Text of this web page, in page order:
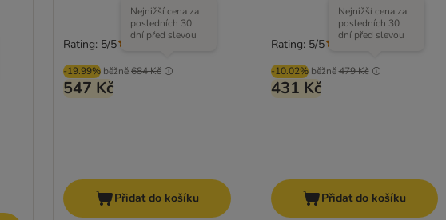
-19.99% běžně684 Kč
Nejnižší cena za
posledních 30
dní před slevou
547 Kč
Rating: 5/5
Přidat do košíku
-10.02% běžně479 Kč
Nejnižší cena za
posledních 30
dní před slevou
431 Kč
Rating: 5/5
Přidat do košíku